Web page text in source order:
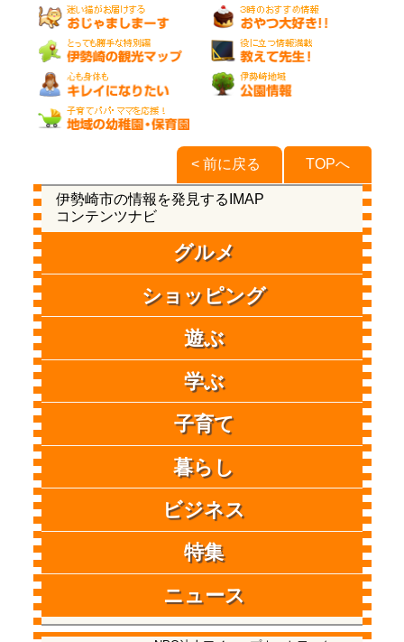
TOPへ
< 前に戻る
伊勢崎市の情報を発見するIMAP
コンテンツナビ
グルメ
ショッピング
遊ぶ
学ぶ
子育て
暮らし
ビジネス
特集
ニュース